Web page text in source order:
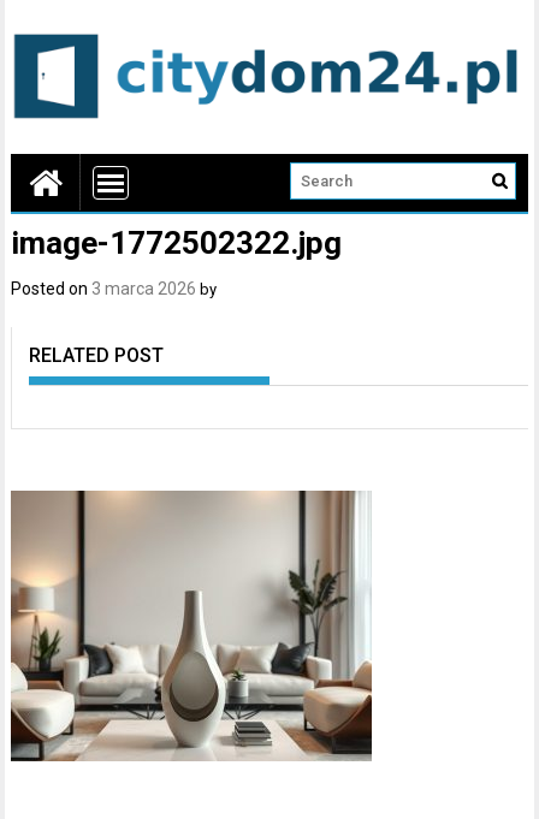
image-1772502322.jpg
Posted on 3 marca 2026 by
RELATED POST